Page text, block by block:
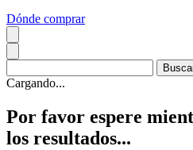
Dónde comprar
Cargando...
Por favor espere
los resultados...